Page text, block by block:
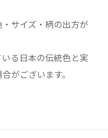
サイズ・柄の出方が
る日本の伝統色と実
がございます。